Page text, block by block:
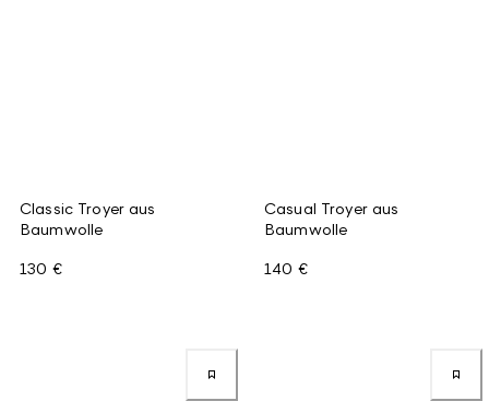
Classic Troyer aus
Baumwolle
130 €
Casual Troyer aus
Baumwolle
140 €